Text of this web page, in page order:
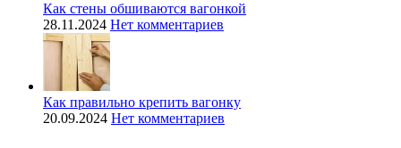
Как стены обшиваются вагонкой
28.11.2024 Нет комментариев
Как правильно крепить вагонку
20.09.2024 Нет комментариев